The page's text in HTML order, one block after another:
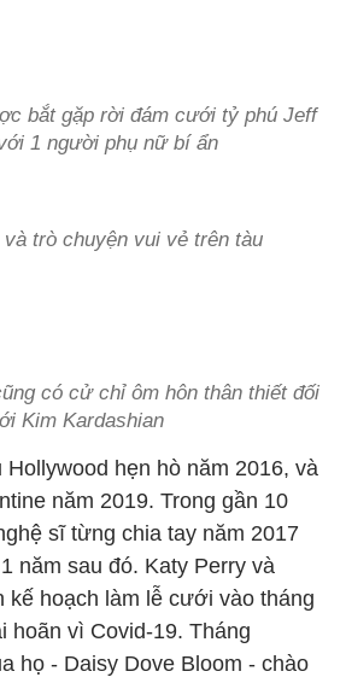
bắt gặp rời đám cưới tỷ phú Jeff
1 người phụ nữ bí ẩn
và trò chuyện vui vẻ trên tàu
có cử chỉ ôm hôn thân thiết đối
Kim Kardashian
Hollywood hẹn hò năm 2016, và
năm 2019. Trong gần 10
sĩ từng chia tay năm 2017
năm sau đó. Katy Perry và
kế hoạch làm lễ cưới vào tháng
hoãn vì Covid-19. Tháng
họ - Daisy Dove Bloom - chào